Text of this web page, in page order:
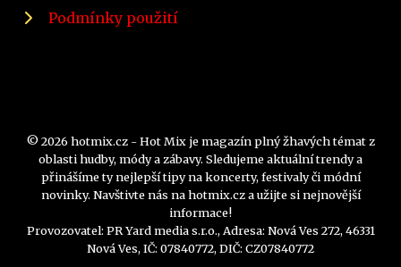
Podmínky použití
© 2026 hotmix.cz - Hot Mix je magazín plný žhavých témat z
oblasti hudby, módy a zábavy. Sledujeme aktuální trendy a
přinášíme ty nejlepší tipy na koncerty, festivaly či módní
novinky. Navštivte nás na hotmix.cz a užijte si nejnovější
informace!
Provozovatel: PR Yard media s.r.o., Adresa: Nová Ves 272, 46331
Nová Ves, IČ: 07840772, DIČ: CZ07840772